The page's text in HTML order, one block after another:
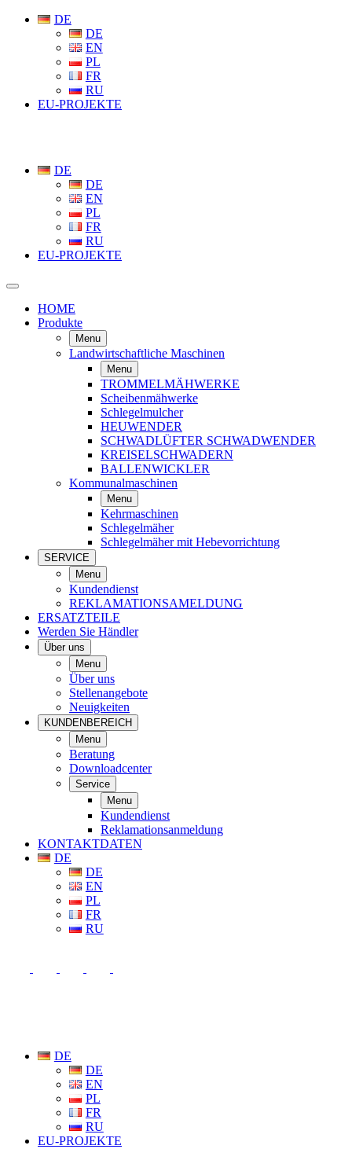
DE
DE
EN
PL
FR
RU
EU-PROJEKTE
DE
DE
EN
PL
FR
RU
EU-PROJEKTE
HOME
Produkte
Menu
Landwirtschaftliche Maschinen
Menu
TROMMELMÄHWERKE
Scheibenmähwerke
Schlegelmulcher
HEUWENDER
SCHWADLÜFTER SCHWADWENDER
KREISELSCHWADERN
BALLENWICKLER
Kommunalmaschinen
Menu
Kehrmaschinen
Schlegelmäher
Schlegelmäher mit Hebevorrichtung
SERVICE
Menu
Kundendienst
REKLAMATIONSAMELDUNG
ERSATZTEILE
Werden Sie Händler
Über uns
Menu
Über uns
Stellenangebote
Neuigkeiten
KUNDENBEREICH
Menu
Beratung
Downloadcenter
Service
Menu
Kundendienst
Reklamationsanmeldung
KONTAKTDATEN
DE
DE
EN
PL
FR
RU
DE
DE
EN
PL
FR
RU
EU-PROJEKTE